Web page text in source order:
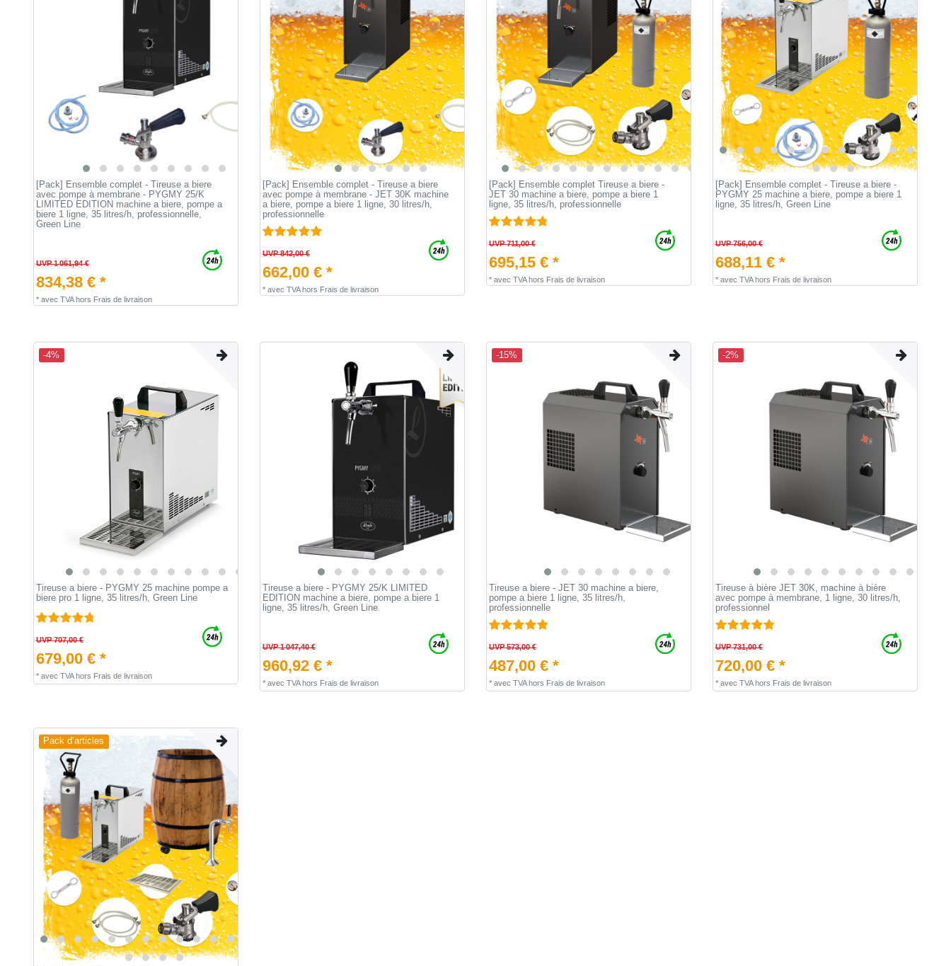
[Pack] Ensemble complet - Tireuse a biere
avec pompe à membrane - PYGMY 25/K
LIMITED EDITION machine a biere, pompe a
biere 1 ligne, 35 litres/h, professionnelle,
Green Line
UVP 1 061,94 €
834,38 € *
* avec TVAhors Frais de livraison
[Pack] Ensemble complet - Tireuse a biere
avec pompe à membrane - JET 30K machine
a biere, pompe a biere 1 ligne, 30 litres/h,
professionnelle
UVP 842,00 €
662,00 € *
* avec TVAhors Frais de livraison
[Pack] Ensemble complet Tireuse a biere -
JET 30 machine a biere, pompe a biere 1
ligne, 35 litres/h, professionnelle
UVP 711,00 €
695,15 € *
* avec TVAhors Frais de livraison
[Pack] Ensemble complet - Tireuse a biere -
PYGMY 25 machine a biere, pompe a biere 1
ligne, 35 litres/h, Green Line
UVP 756,00 €
688,11 € *
* avec TVAhors Frais de livraison
-4%
Tireuse a biere - PYGMY 25 machine pompe a
biere pro 1 ligne, 35 litres/h, Green Line
UVP 707,00 €
679,00 € *
* avec TVAhors Frais de livraison
Tireuse a biere - PYGMY 25/K LIMITED
EDITION machine a biere, pompe a biere 1
ligne, 35 litres/h, Green Line
UVP 1 047,40 €
960,92 € *
* avec TVAhors Frais de livraison
-15%
Tireuse a biere - JET 30 machine a biere,
pompe a biere 1 ligne, 35 litres/h,
professionnelle
UVP 573,00 €
487,00 € *
* avec TVAhors Frais de livraison
-2%
Tireuse à bière JET 30K, machine à bière
avec pompe à membrane, 1 ligne, 30 litres/h,
professionnel
UVP 731,00 €
720,00 € *
* avec TVAhors Frais de livraison
Pack d’articles